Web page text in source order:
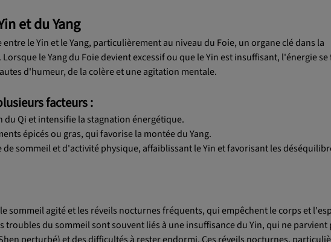
et du Yang
le Yin et le Yang, particulièrement au niveau du Foie, un organe clé dans la
le Yang du Foie devient excessif ou que le Yin est insuffisant, l'énergie se
d'humeur, de la colère et une agitation mentale.
facteurs :
Qi et intensifie la stagnation énergétique.
épicés ou gras, qui favorise la montée du Yang.
sommeil et d'activité physique, affaiblissant le Yin et favorisant les
sommeil agité et les réveils nocturnes fréquents, qui empêchent le corps et
troubles du sommeil sont souvent liés à une insuffisance du Yin, qui ne parvient